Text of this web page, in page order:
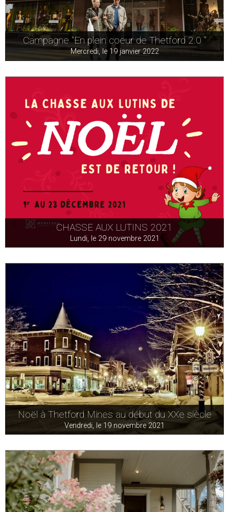
Campagne "En plein coeur de Thetford 2.0 "
Mercredi, le 19 janvier 2022
CHASSE AUX LUTINS 2021
Lundi, le 29 novembre 2021
Noël à Thetford Mines au début du XXe siècle
Vendredi, le 19 novembre 2021